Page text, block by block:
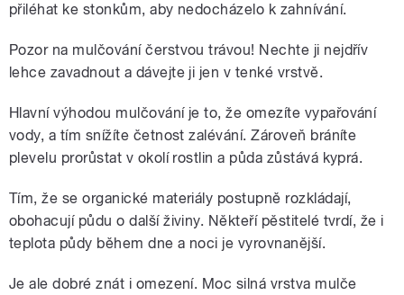
přiléhat ke stonkům, aby nedocházelo k zahnívání.
Pozor na mulčování čerstvou trávou! Nechte ji nejdřív
lehce zavadnout a dávejte ji jen v tenké vrstvě.
Hlavní výhodou mulčování je to, že omezíte vypařování
vody, a tím snížíte četnost zalévání. Zároveň bráníte
plevelu prorůstat v okolí rostlin a půda zůstává kyprá.
Tím, že se organické materiály postupně rozkládají,
obohacují půdu o další živiny. Někteří pěstitelé tvrdí, že i
teplota půdy během dne a noci je vyrovnanější.
Je ale dobré znát i omezení. Moc silná vrstva mulče